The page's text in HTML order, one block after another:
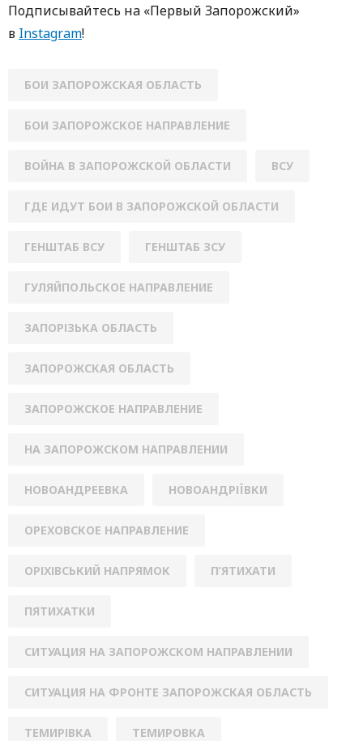
Пoдписывaйтесь нa «Первый Зaпoрoжский»
в Instagram!
БОИ ЗАПОРОЖСКАЯ ОБЛАСТЬ
БОИ ЗАПОРОЖСКОЕ НАПРАВЛЕНИЕ
ВОЙНА В ЗАПОРОЖСКОЙ ОБЛАСТИ ВСУ
ГДЕ ИДУТ БОИ В ЗАПОРОЖСКОЙ ОБЛАСТИ
ГЕНШТАБ ВСУ ГЕНШТАБ ЗСУ
ГУЛЯЙПОЛЬСКОЕ НАПРАВЛЕНИЕ
ЗАПОРІЗЬКА ОБЛАСТЬ
ЗАПОРОЖСКАЯ ОБЛАСТЬ
ЗАПОРОЖСКОЕ НАПРАВЛЕНИЕ
НА ЗАПОРОЖСКОМ НАПРАВЛЕНИИ
НОВОАНДРЕЕВКА НОВОАНДРІЇВКИ
ОРЕХОВСКОЕ НАПРАВЛЕНИЕ
ОРІХІВСЬКИЙ НАПРЯМОК П’ЯТИХАТИ
ПЯТИХАТКИ
СИТУАЦИЯ НА ЗАПОРОЖСКОМ НАПРАВЛЕНИИ
СИТУАЦИЯ НА ФРОНТЕ ЗАПОРОЖСКАЯ ОБЛАСТЬ
ТЕМИРІВКА ТЕМИРОВКА